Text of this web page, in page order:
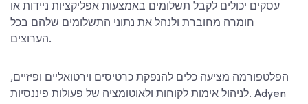
עסקים יכולים לקבל תשלומים באמצעות אפליקציות ניידות או
חומרה מחוברת ולנהל את נתוני התשלומים שלהם בכל
הערוצים.
הפלטפורמה מציעה כלים להנפקת כרטיסים וירטואליים ופיזיים,
לניהול אימות לקוחות ולאוטומציה של פעולות פיננסיות. Adyen